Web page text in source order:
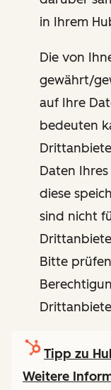
in Ihrem
Die von
gewährt/
auf Ihre
bedeuten
Daten
diese
sind nicht
Bitte
Tipp zu
Weitere